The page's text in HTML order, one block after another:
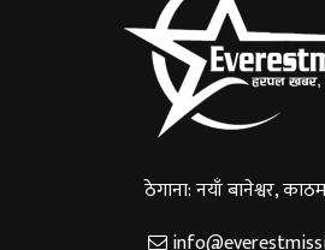
ठेगाना: नयाँ बानेश्वर,